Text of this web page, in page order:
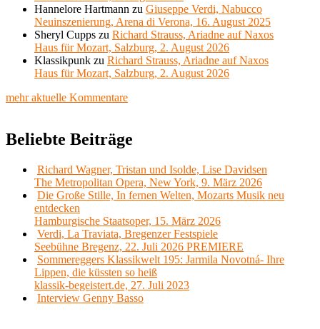
Hannelore Hartmann zu Giuseppe Verdi, Nabucco
Neuinszenierung, Arena di Verona, 16. August 2025
Sheryl Cupps zu Richard Strauss, Ariadne auf Naxos
Haus für Mozart, Salzburg, 2. August 2026
Klassikpunk zu Richard Strauss, Ariadne auf Naxos
Haus für Mozart, Salzburg, 2. August 2026
mehr aktuelle Kommentare
Beliebte Beiträge
Richard Wagner, Tristan und Isolde, Lise Davidsen
The Metropolitan Opera, New York, 9. März 2026
Die Große Stille, In fernen Welten, Mozarts Musik neu
entdecken
Hamburgische Staatsoper, 15. März 2026
Verdi, La Traviata, Bregenzer Festspiele
Seebühne Bregenz, 22. Juli 2026 PREMIERE
Sommereggers Klassikwelt 195: Jarmila Novotná- Ihre
Lippen, die küssten so heiß
klassik-begeistert.de, 27. Juli 2023
Interview Genny Basso